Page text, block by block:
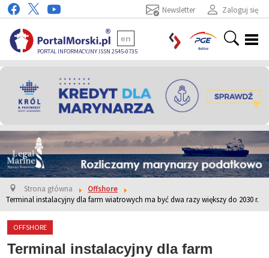
Zaloguj się
Newsletter
PORTAL INFORMACYJNY ISSN 2545-0735
en
Strona główna
Offshore
Terminal instalacyjny dla farm wiatrowych ma być dwa razy większy do 2030 r.
OFFSHORE
Terminal instalacyjny dla farm